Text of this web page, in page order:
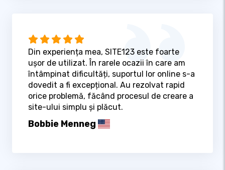
Din experiența mea, SITE123 este foarte
ușor de utilizat. În rarele ocazii în care am
întâmpinat dificultăți, suportul lor online s-a
dovedit a fi excepțional. Au rezolvat rapid
orice problemă, făcând procesul de creare a
site-ului simplu și plăcut.
Bobbie Menneg